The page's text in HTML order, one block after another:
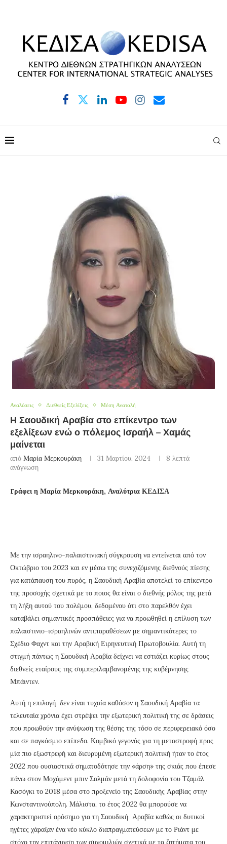
Αναλύσεις Διεθνείς Εξελίξεις Μέση Ανατολή
Η Σαουδική Αραβία στο επίκεντρο των
εξελίξεων ενώ ο πόλεμος Ισραήλ – Χαμάς
μαίνεται
από Μαρία Μερκουράκη 31 Μαρτίου, 2024
8 λεπτά
ανάγνωση
Γράφει η Μαρία Μερκουράκη, Αναλύτρια ΚΕΔΙΣΑ
Με την ισραηλινο-παλαιστινιακή σύγκρουση να εντείνεται από τον
Οκτώβριο του 2023 και εν μέσω της συνεχιζόμενης διεθνούς πίεσης
για κατάπαυση του πυρός, η Σαουδική Αραβία αποτελεί το επίκεντρο
της προσοχής σχετικά με το ποιος θα είναι ο διεθνής ρόλος της μετά
τη λήξη αυτού του πολέμου, δεδομένου ότι στο παρελθόν έχει
καταβάλει σημαντικές προσπάθειες για να προωθηθεί η επίλυση των
παλαιστινιο-ισραηλινών αντιπαραθέσεων με σημαντικότερες το
Σχέδιο Φαχντ και την Αραβική Ειρηνευτική Πρωτοβουλία. Αυτή τη
στιγμή πάντως η Σαουδική Αραβία δείχνει να εστιάζει κυρίως στους
διεθνείς εταίρους της συμπεριλαμβανομένης της κυβέρνησης
Μπάιντεν.
Αυτή η επιλογή δεν είναι τυχαία καθόσον η Σαουδική Αραβία τα
τελευταία χρόνια έχει στρέψει την εξωτερική πολιτική της σε δράσεις
που προωθούν την ανύψωση της θέσης της τόσο σε περιφερειακό όσο
και σε παγκόσμιο επίπεδο. Κομβικό γεγονός για τη μεταστροφή προς
μία πιο εξωστρεφή και διευρυμένη εξωτερική πολιτική ήταν το έτος
2022 που ουσιαστικά σηματοδότησε την «άρση» της σκιάς που έπεσε
πάνω στον Μοχάμεντ μπιν Σαλμάν μετά τη δολοφονία του Τζαμάλ
Κασόγκι το 2018 μέσα στο προξενείο της Σαουδικής Αραβίας στην
Κωνσταντινούπολη. Μάλιστα, το έτος 2022 θα μπορούσε να
χαρακτηριστεί ορόσημο για τη Σαουδική Αραβία καθώς οι δυτικοί
ηγέτες χάραξαν ένα νέο κύκλο διαπραγματεύσεων με το Ριάντ με
στόχο την επιτάχυνση των συνομιλιών σχετικά με τα ζητήματα του